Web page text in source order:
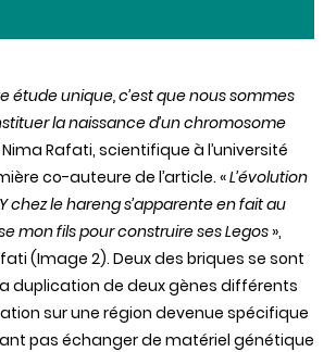
étude unique, c’est que nous sommes
la naissance d’un chromosome
Nima Rafati, scientifique à l’université
co-auteure de l’article. «L’évolution
chez le hareng s’apparente en fait au
mon fils pour construire ses Legos »,
(Image 2). Deux des briques se sont
duplication de deux gènes différents
sur une région devenue spécifique
pas échanger de matériel génétique